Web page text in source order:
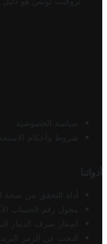
سياسة الخصوصية
شروط وأحكام
أدواتنا
أداة التحقق من صحة
محول رقم الحساب
أسعار صرف الدينار
البحث عن الرمز